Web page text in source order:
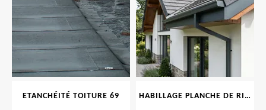
ETANCHÉITÉ TOITURE 69 HABILLAGE PLANCHE DE RIVE 69